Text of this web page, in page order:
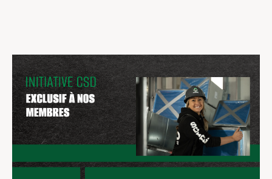
Nouvelles et événements
Employeurs
Documents et formulaires
Nous contacter
Recherche